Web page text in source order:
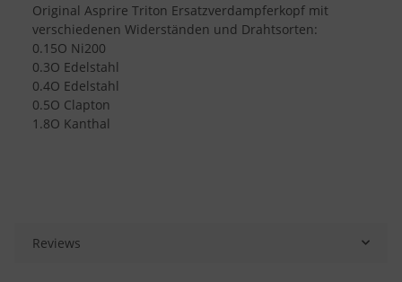
Original Asprire Triton Ersatzverdampferkopf mit
verschiedenen Widerständen und Drahtsorten:
0.15O Ni200
0.3O Edelstahl
0.4O Edelstahl
0.5O Clapton
1.8O Kanthal
Reviews